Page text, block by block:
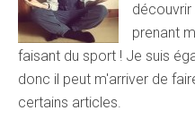
découvrir
prenant
faisant du sport ! Je suis
donc il peut m'arriver de
certains articles.